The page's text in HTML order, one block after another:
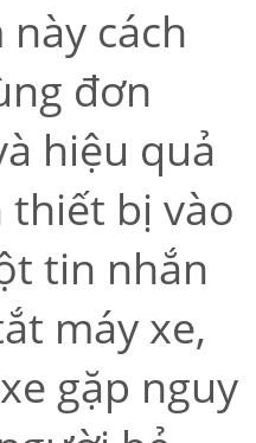
cách
đơn
hiệu quả
thiết bị vào
tin nhắn
máy xe,
gặp nguy